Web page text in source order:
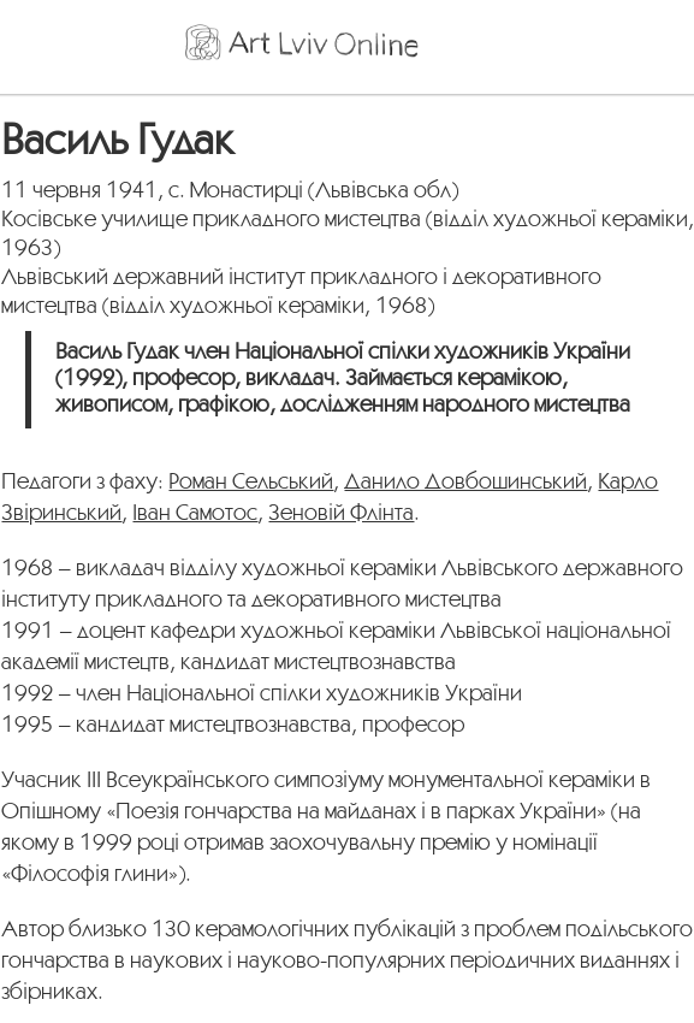
Василь Гудак
11 червня 1941, с. Монастирці (Львівська обл)
Косівське училище прикладного мистецтва (відділ художньої кераміки,
1963)
Львівський державний інститут прикладного і декоративного
мистецтва (відділ художньої кераміки, 1968)
Василь Гудак член Національної спілки художників України
(1992), професор, викладач. Займається керамікою,
живописом, графікою, дослідженням народного мистецтва
Педагоги з фаху: Роман Сельський, Данило Довбошинський, Карло
Звіринський, Іван Самотос, Зеновій Флінта.
1968 – викладач відділу художньої кераміки Львівського державного
інституту прикладного та декоративного мистецтва
1991 – доцент кафедри художньої кераміки Львівської національної
академії мистецтв, кандидат мистецтвознавства
1992 – член Національної спілки художників України
1995 – кандидат мистецтвознавства, професор
Учасник ІІІ Всеукраїнського симпозіуму монументальної кераміки в
Опішному «Поезія гончарства на майданах і в парках України» (на
якому в 1999 році отримав заохочувальну премію у номінації
«Філософія глини»).
Автор близько 130 керамологічних публікацій з проблем подільського
гончарства в наукових і науково-популярних періодичних виданнях і
збірниках.